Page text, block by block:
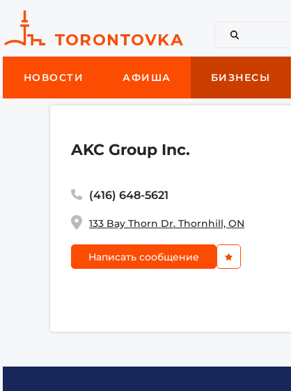
НОВОСТИ АФИША БИЗНЕСЫ
AKC Group Inc.
(416) 648-5621
133 Bay Thorn Dr. Thornhill, ON
Написать сообщение